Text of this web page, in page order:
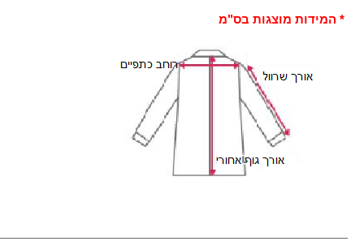
* המידות מוצגות בס"מ